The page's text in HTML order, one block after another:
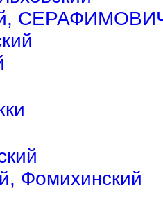
Фомихинский